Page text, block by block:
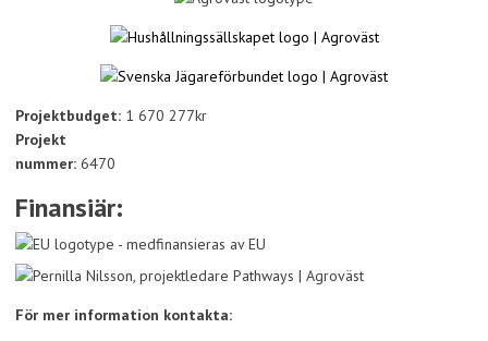
Projektbudget: 1 670 277kr
Projekt
nummer: 6470
Finansiär:
För mer information kontakta: